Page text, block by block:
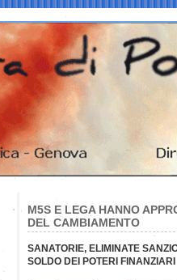
M5S E LEGA HANNO
DEL CAMBIAMENTO
SANATORIE, ELIMINATE
SOLDO DEI POTERI FINANZIARI